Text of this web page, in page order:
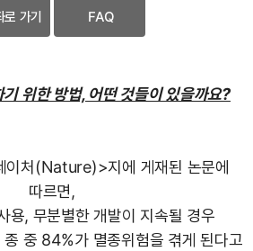
가기 FAQ
위한 방법, 어떤 것들이 있을까요?
이처(Nature)>지에 게재된 논문에
따르면,
용, 무분별한 개발이 지속될 경우
중 84%가 멸종위험을 겪게 된다고